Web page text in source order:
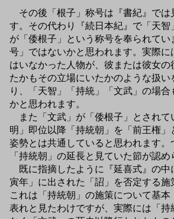
その後「根子」称号は『書紀』では
す。その代わり『続日本紀』で「天智
が「倭根子」という称号を奉られてい
号」ではないかと思われます。実際に
はいなかった人物が、彼または彼女の
たかもその立場にいたかのような扱い
り、「天智」「持統」「文武」の場合
かと思われます。
また「文武」が「倭根子」とされて
明」即位以降「持統朝」を「前王権」
姿勢とは共通していると思われます。
「持統朝」の延長と見ていた節が認め
既に指摘したように『延喜式』の中
寅年」に出された「詔」を否定する施
これは「持統朝」の施策について基
表れと見たわけですが、実際には「持